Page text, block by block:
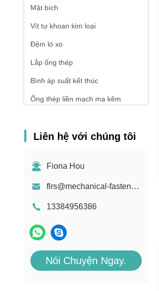
Mặt bích
Vít tự khoan kim loại
Đệm lò xo
Lắp ống thép
Bình áp suất kết thúc
Ống thép liền mạch mạ kẽm
mùa xuân nén
Liên hệ với chúng tôi
Fiona Hou
flrs@mechanical-fasteners.com
13384956386
Nói Chuyện Ngay.